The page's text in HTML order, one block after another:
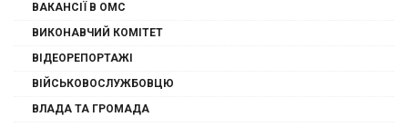
ВАКАНСІЇ В ОМС
ВИКОНАВЧИЙ КОМІТЕТ
ВІДЕОРЕПОРТАЖІ
ВІЙСЬКОВОСЛУЖБОВЦЮ
ВЛАДА ТА ГРОМАДА